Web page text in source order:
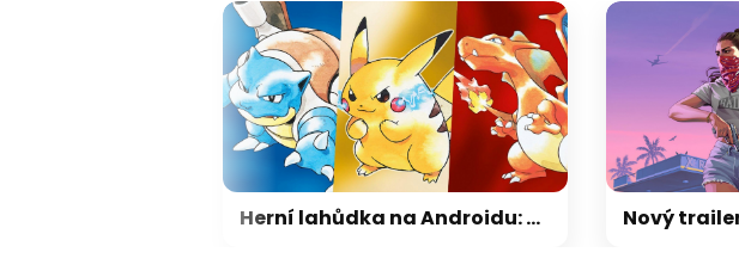
Herní lahůdka na Androidu: nadšenec vytvořil mobilní verzi Pokémonů z Game Boye